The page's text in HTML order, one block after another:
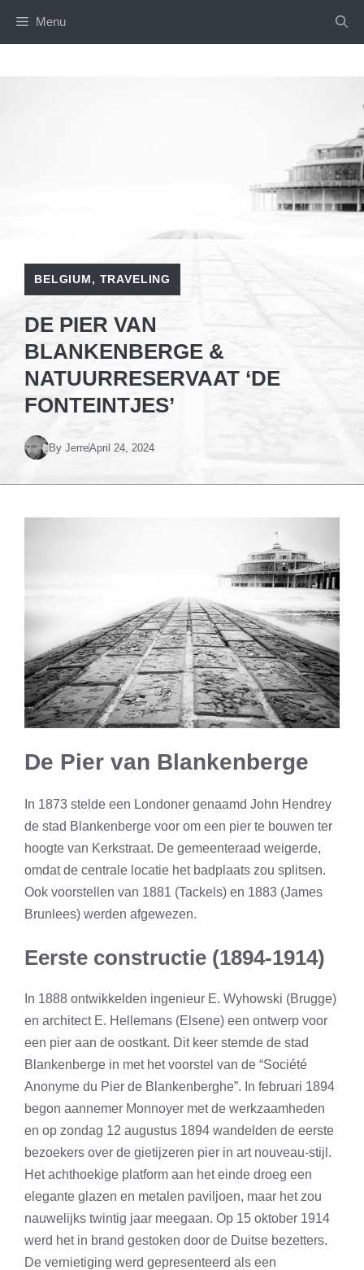
Menu
BELGIUM, TRAVELING
DE PIER VAN
BLANKENBERGE &
NATUURRESERVAAT ‘DE
FONTEINTJES’
By JerreApril 24, 2024
De Pier van Blankenberge
In 1873 stelde een Londoner genaamd John Hendrey
de stad Blankenberge voor om een pier te bouwen ter
hoogte van Kerkstraat. De gemeenteraad weigerde,
omdat de centrale locatie het badplaats zou splitsen.
Ook voorstellen van 1881 (Tackels) en 1883 (James
Brunlees) werden afgewezen.
Eerste constructie (1894-1914)
In 1888 ontwikkelden ingenieur E. Wyhowski (Brugge)
en architect E. Hellemans (Elsene) een ontwerp voor
een pier aan de oostkant. Dit keer stemde de stad
Blankenberge in met het voorstel van de “Société
Anonyme du Pier de Blankenberghe”. In februari 1894
begon aannemer Monnoyer met de werkzaamheden
en op zondag 12 augustus 1894 wandelden de eerste
bezoekers over de gietijzeren pier in art nouveau-stijl.
Het achthoekige platform aan het einde droeg een
elegante glazen en metalen paviljoen, maar het zou
nauwelijks twintig jaar meegaan. Op 15 oktober 1914
werd het in brand gestoken door de Duitse bezetters.
De vernietiging werd gepresenteerd als een